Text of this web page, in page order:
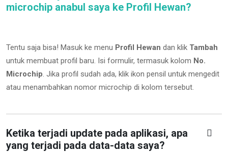
microchip anabul saya ke Profil Hewan?
Tentu saja bisa! Masuk ke menu Profil Hewan dan klik Tambah
untuk membuat profil baru. Isi formulir, termasuk kolom No.
Microchip. Jika profil sudah ada, klik ikon pensil untuk mengedit
atau menambahkan nomor microchip di kolom tersebut.
Ketika terjadi update pada aplikasi, apa
yang terjadi pada data-data saya?